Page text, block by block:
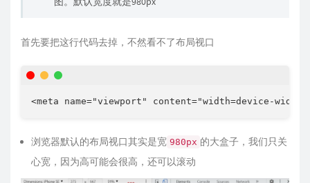
首先要把这行代码去掉，不然看不了布局视口
<meta name="viewport " content="width=device-
浏览器默认的布局视口其实是宽 980px 的大盒子，我们只关
心宽，因为高可能会很高，还可以滚动